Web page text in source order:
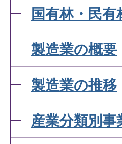
国有林・民
製造業の概要
製造業の推移
産業分類別事